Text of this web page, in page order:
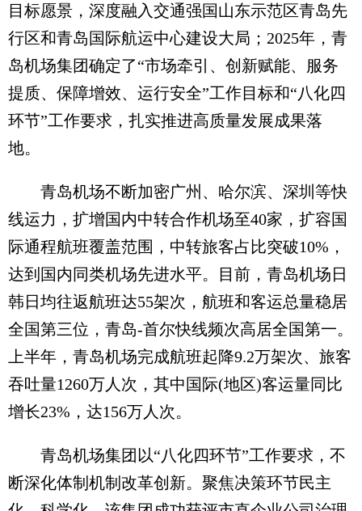
目标愿景，深度融入交通强国山东示范区青岛先
行区和青岛国际航运中心建设大局；2025年，青
岛机场集团确定了“市场牵引、创新赋能、服务
提质、保障增效、运行安全”工作目标和“八化四
环节”工作要求，扎实推进高质量发展成果落
地。
青岛机场不断加密广州、哈尔滨、深圳等快
线运力，扩增国内中转合作机场至40家，扩容国
际通程航班覆盖范围，中转旅客占比突破10%，
达到国内同类机场先进水平。目前，青岛机场日
韩日均往返航班达55架次，航班和客运总量稳居
全国第三位，青岛-首尔快线频次高居全国第一。
上半年，青岛机场完成航班起降9.2万架次、旅客
吞吐量1260万人次，其中国际(地区)客运量同比
增长23%，达156万人次。
青岛机场集团以“八化四环节”工作要求，不
断深化体制机制改革创新。聚焦决策环节民主